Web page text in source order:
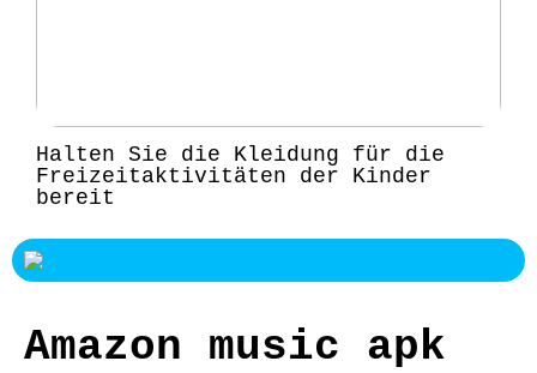
Halten Sie die Kleidung für die
Freizeitaktivitäten der Kinder
bereit
Amazon music apk